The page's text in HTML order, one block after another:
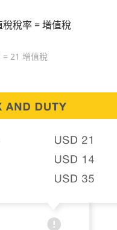
稅率 = 增值稅
21 增值稅